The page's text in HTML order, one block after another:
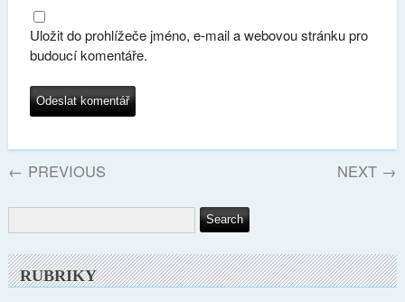
Uložit do prohlížeče jméno, e-mail a webovou stránku pro
budoucí komentáře.
← PREVIOUS NEXT →
RUBRIKY